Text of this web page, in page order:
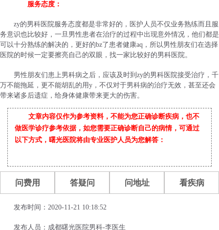
服务态度：
zy的男科医院服务态度都是非常好的，医护人员不仅业务熟练而且服
务意识也比较好，一旦男性患者在治疗的过程中出现意外情况，他们都是
可以十分熟练的解决的，更好的bz了患者健康aq，所以男性朋友们在选择
医院的时候一定要擦亮自己的双眼，找一家比较好的男科医院。
男性朋友们患上男科病之后，应该及时到zy的男科医院接受治疗，千
万不能拖延，更不能胡乱的用y，不仅对于男科病的治疗无效，甚至还会
带来诸多后遗症，给身体健康带来更大的伤害。
文章内容仅作为参考资料，不能为您正确诊断疾病，也不
做医学诊疗参考依据，如您需要正确诊断自己的病情，可通过
以下方式，曙光医院将由专业医护人员为您解答：
问费用 答疑问 问地址 看疾病
发布时间：2020-11-21 10:18:52
发布人员：成都曙光医院男科-李医生